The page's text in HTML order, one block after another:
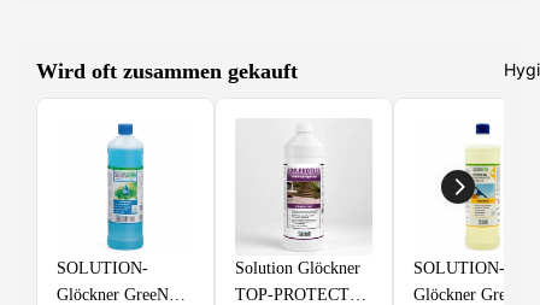
Wird oft zusammen gekauft
SOLUTION-
Glöckner GreeN
Solution Glöckner
TOP-PROTECT
SOLUTION-
Glöckner GreeN